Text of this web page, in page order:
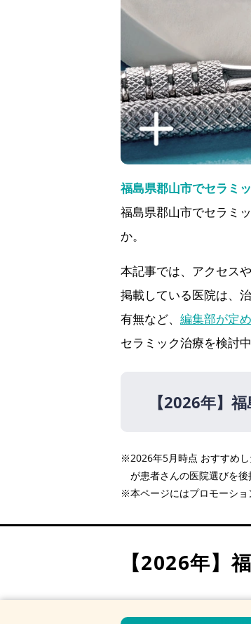
福島県郡山市でセラミ
福島県郡山市でセラミ
か。
本記事では、アクセス
掲載している医院は、
有無など、 編集部が定
セラミック治療を検討
【2026年】
宝沢伊藤歯科
さくら歯科ク
郡山ラポール
郡山ファース
うすい歯科
※2026年5月時点 おすすめ
が患者さんの医院選びを
※本ページにはプロモーショ
【2026年】